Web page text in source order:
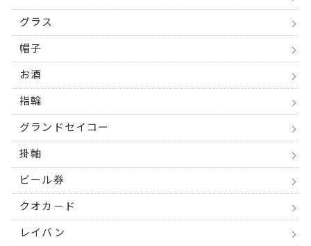
グラス
帽子
お酒
指輪
グランドセイコー
掛軸
ビール券
クオカ－ド
レイバン